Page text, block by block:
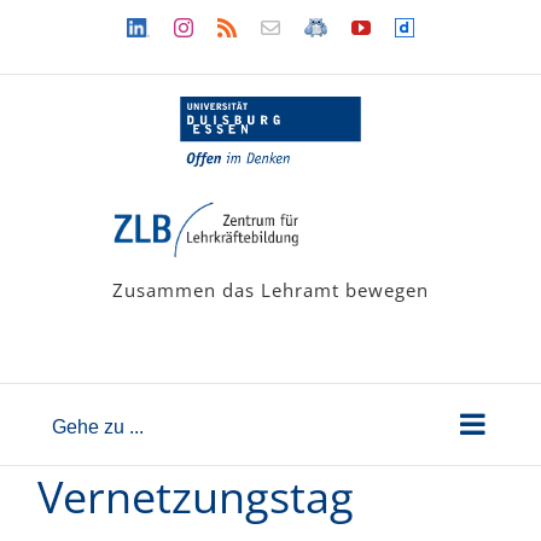
LinkedinInstagram
Rss Newsletter
LehramtsWiki
YouTubeDailymotion
Zusammen das Lehramt bewegen
Gehe zu ...
Vernetzungstag